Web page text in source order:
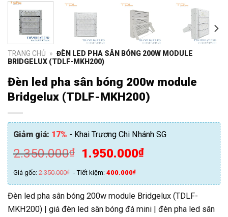
TRANG CHỦ » ĐÈN LED PHA SÂN BÓNG 200W MODULE
BRIDGELUX (TDLF-MKH200)
Đèn led pha sân bóng 200w module
Bridgelux (TDLF-MKH200)
Giảm giá: 17% - Khai Trương Chi Nhánh SG
2.350.000₫
Giá
là:
2.350.000₫.
1.950.000₫Giá
là:
1.950.000₫.
Giá gốc: 2.350.000₫ - Tiết kiệm: 400.000₫
Đèn led pha sân bóng 200w module Bridgelux (TDLF-
MKH200) | giá đèn led sân bóng đá mini | đèn pha led sân